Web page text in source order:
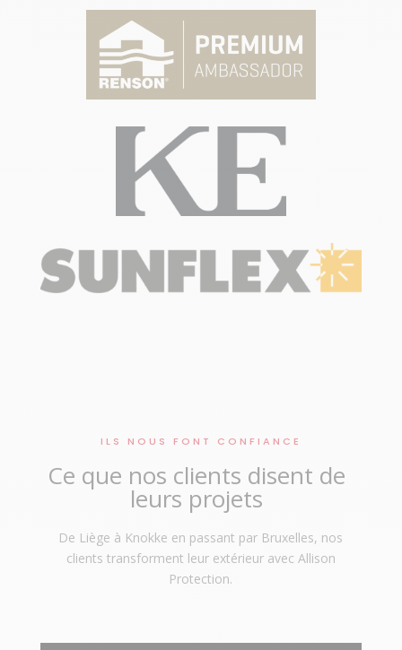
ILS NOUS FONT CONFIANCE
Ce que nos clients disent de
leurs projets
De Liège à Knokke en passant par Bruxelles, nos
clients transforment leur extérieur avec Allison
Protection.